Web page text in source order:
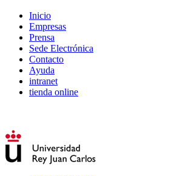
Inicio
Empresas
Prensa
Sede Electrónica
Contacto
Ayuda
intranet
tienda online